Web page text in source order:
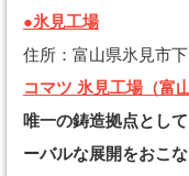
●氷見工場
住所：富山県氷見市
コマツ 氷見工場（富山
唯一の鋳造拠点とし
ーバルな展開をおこな